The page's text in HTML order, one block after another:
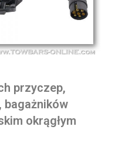
przyczep,
bagażników
okrągłym